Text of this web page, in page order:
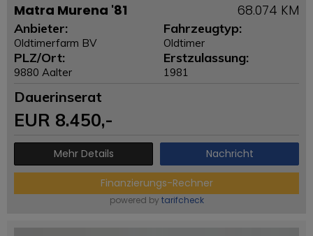
Matra Murena '81 68.074 KM
Anbieter:
Oldtimerfarm BV
PLZ/Ort:
9880 Aalter
Fahrzeugtyp:
Oldtimer
Erstzulassung:
1981
Dauerinserat
EUR 8.450,-
Mehr Details Nachricht
Finanzierungs-Rechner
powered by tarifcheck